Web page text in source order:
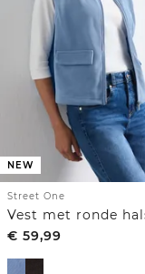
NEW
Street One
€ 59,99